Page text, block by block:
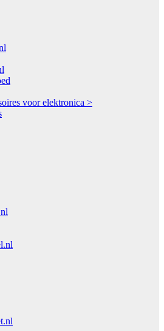
voor elektronica >